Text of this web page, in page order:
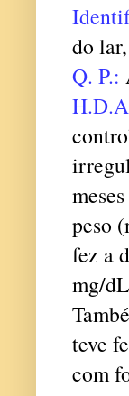
do
Q. P.:
H.D.A
peso
fez a
mg/
teve
com